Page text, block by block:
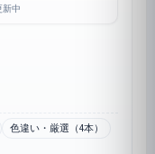
新中
色違い・厳選（4本）